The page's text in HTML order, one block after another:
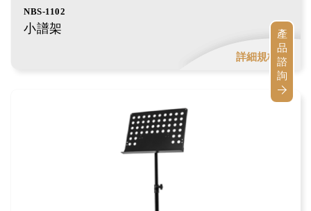
NBS-1102
小譜架
詳細規格
產
品
諮
詢